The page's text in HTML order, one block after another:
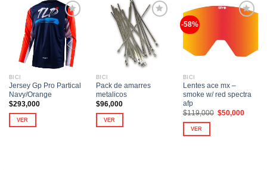
Añadir
a la
lista de
deseos
BICI
Jersey Gp Pro Partical
Navy/Orange
$293,000
VER
Añadir
a la
lista de
deseos
BICI
Pack de amarres
metalicos
$96,000
VER
-58%
lista de
BICI
Lentes ace mx –
smoke w/ red spectra
afp
$119,000 El
precio
$50,000El
VER